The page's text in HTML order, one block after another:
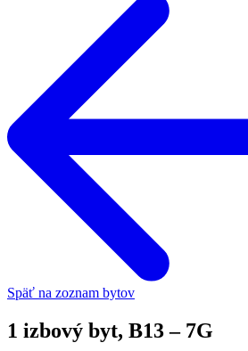
Späť na zoznam bytov
1 izbový byt, B13 – 7G